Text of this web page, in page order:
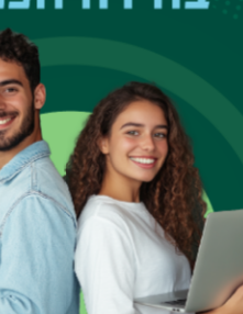
מעורבות. מטרת המחקר
יחסי הכוח המגדריים,
בהקשרה של ההתנהלות הזוגית,
שינוי מגדרי בקרב זוגות
עם עשרה זוגות, החיים
ניהול הכספים וקבלת
ממוגדר שאונו נענח
כגון : מערכת הניהול, אופו
בהחלטות הפיננסיות
בניתוח הוא ההפרדה המכונה
התיאורטי טמון בהעמקת